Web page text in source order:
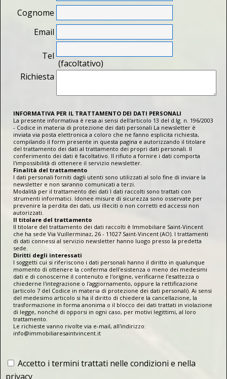
Cognome
Email
Tel
(facoltativo)
Richiesta
INFORMATIVA PER IL TRATTAMENTO DEI DATI PERSONALI
La presente informativa è resa ai sensi dell'articolo 13 del d.lg. n. 196/2003
- Codice in materia di protezione dei dati personali La newsletter è
inviata via posta elettronica a coloro che ne fanno esplicita richiesta,
compilando il form presente in questa pagina e autorizzando il titolare
del trattamento dei dati al trattamento dei propri dati personali. Il
conferimento dei dati è facoltativo. Il rifiuto a fornire i dati comporta
l'impossibilità di ottenere il servizio newsletter.
Finalità del trattamento
I dati personali forniti dagli utenti sono utilizzati al solo fine di inviare la
newsletter e non saranno comunicati a terzi.
Modalità per il trattamento dei dati I dati raccolti sono trattati con
strumenti informatici. Idonee misure di sicurezza sono osservate per
prevenire la perdita dei dati, usi illeciti o non corretti ed accessi non
autorizzati.
Il titolare del trattamento
Il titolare del trattamento dei dati raccolti è Immobiliare Saint-Vincent
che ha sede Via Vuillerminaz, 26 - 11027 Saint-Vincent (AO). I trattamenti
di dati connessi al servizio newsletter hanno luogo presso la predetta
sede.
Diritti degli interessati
I soggetti cui si riferiscono i dati personali hanno il diritto in qualunque
momento di ottenere la conferma dell'esistenza o meno dei medesimi
dati e di conoscerne il contenuto e l'origine, verificarne l'esattezza o
chiederne l'integrazione o l'aggiornamento, oppure la rettificazione
(articolo 7 del Codice in materia di protezione dei dati personali). Ai sensi
del medesimo articolo si ha il diritto di chiedere la cancellazione, la
trasformazione in forma anonima o il blocco dei dati trattati in violazione
di legge, nonché di opporsi in ogni caso, per motivi legittimi, al loro
trattamento.
Le richieste vanno rivolte via e-mail, all'indirizzo:
info@immobiliaresaintvincent.it
Accetto i termini trattati nelle condizioni e nella
privacy